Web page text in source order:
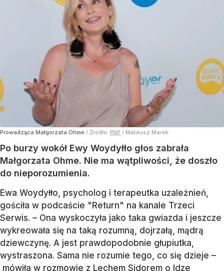
Prowadząca Małgorzata Ohme / Źródło: PAP / Mateusz Marek
Po burzy wokół Ewy Woydyłło głos zabrała
Małgorzata Ohme. Nie ma wątpliwości, że doszło
do nieporozumienia.
Ewa Woydyłło, psycholog i terapeutka uzależnień,
gościła w podcaście "Return" na kanale Trzeci
Serwis. – Ona wyskoczyła jako taka gwiazda i jeszcze
wykreowała się na taką rozumną, dojrzałą, mądrą
dziewczynę. A jest prawdopodobnie głupiutka,
wystraszona. Sama nie rozumie tego, co się dzieje –
mówiła w rozmowie z Lechem Sidorem o Idze